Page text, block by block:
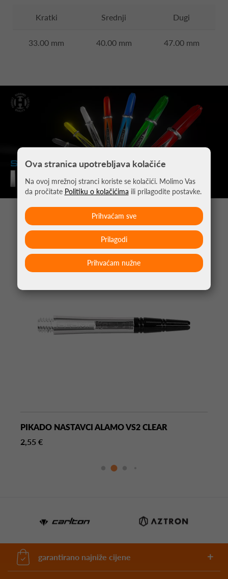
Kratki Srednji Dugi
33.00 mm 40.00 mm 47.00 mm
MOŽDA VAS ZANIMA
PIKADO NASTAVCI ALAMO VS2 CLEAR
2,55 €
garantirano najniže cijene
Ova stranica upotrebljava kolačiće
Na ovoj mrežnoj stranci koriste se kolačići. Molimo Vas
da pročitate Politiku o kolačićima ili prilagodite postavke.
Prihvaćam nužne
Prilagodi
Prihvaćam sve